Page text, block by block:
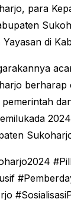
para
Yayasan di
berharap